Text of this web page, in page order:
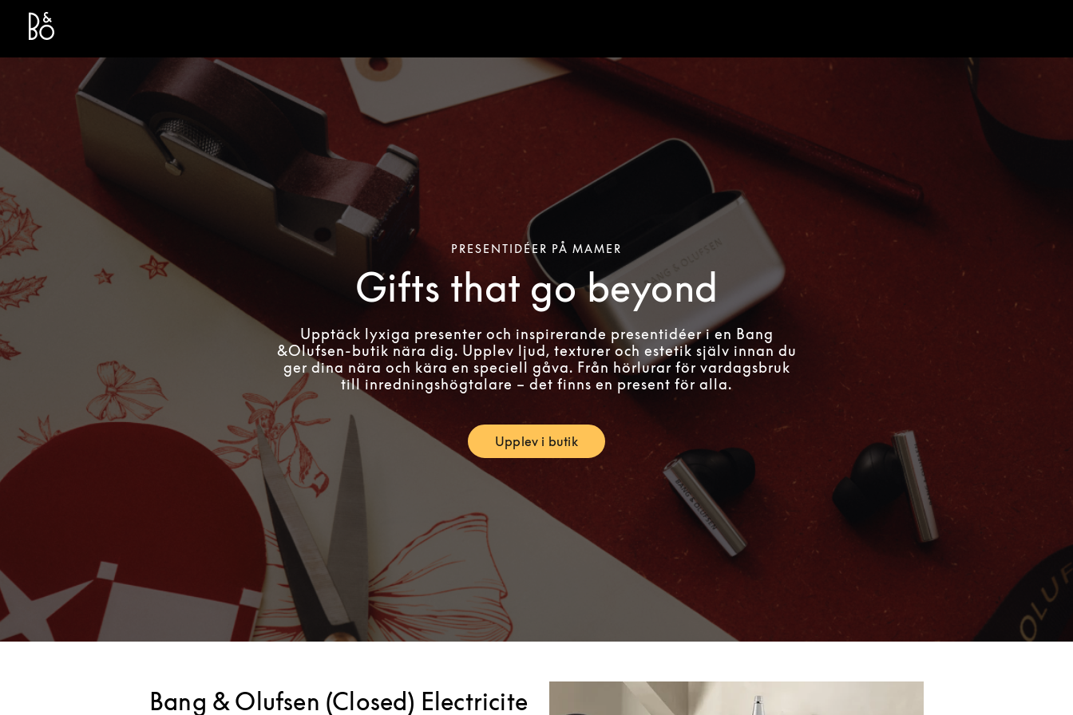
Bang & Olufsen - Exist to Create
PRESENTIDÉER PÅ MAMER
Gifts that go beyond
Upptäck lyxiga presenter och inspirerande presentidéer i en Bang
&Olufsen-butik nära dig. Upplev ljud, texturer och estetik själv innan du
ger dina nära och kära en speciell gåva. Från hörlurar för vardagsbruk
till inredningshögtalare – det finns en present för alla.
Upplev i butikLink Opens in New Tab
Bang & Olufsen (Closed) Electricite